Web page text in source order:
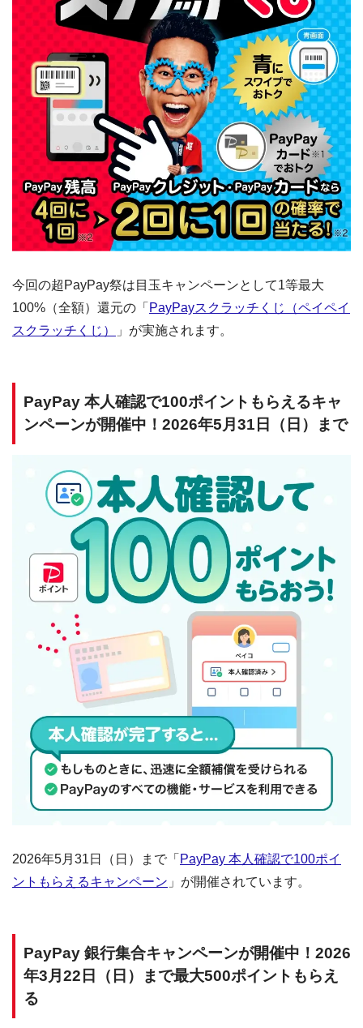
今回の超PayPay祭は目玉キャンペーンとして1等最大
100%（全額）還元の「 PayPayスクラッチくじ（ペイペイ
スクラッチくじ）
」が実施されます。
PayPay 本人確認で100ポイントもらえるキャ
ンペーンが開催中！2026年5月31日（日）まで
2026年5月31日（日）まで「 PayPay 本人確認で100ポイ
ントもらえるキャンペーン 」が開催されています。
PayPay 銀行集合キャンペーンが開催中！2026
年3月22日（日）まで最大500ポイントもらえ
る